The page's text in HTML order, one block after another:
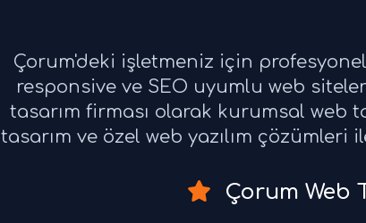
Çorum'deki işletmeniz için
responsive ve SEO uyumlu web
tasarım firması olarak kurumsal web
tasarım ve özel web yazılım
Çorum Web